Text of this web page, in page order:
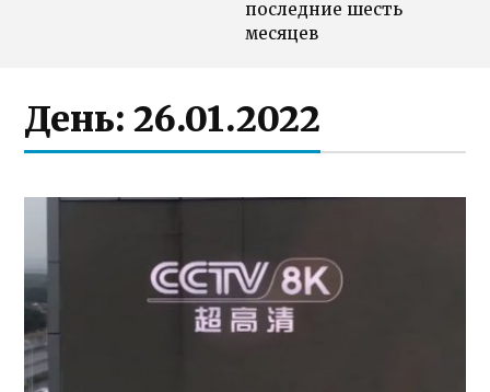
последние шесть
месяцев
День:26.01.2022